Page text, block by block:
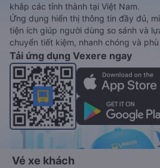
khắp các tỉnh thành tại Việt Nam.
Ứng dụng hiển thị thông tin đầy đủ,
tiện ích giúp người dùng so sánh và
chuyển tiết kiệm, nhanh chóng và
Tải ứng dụng Vexere ngay
Vé xe khách